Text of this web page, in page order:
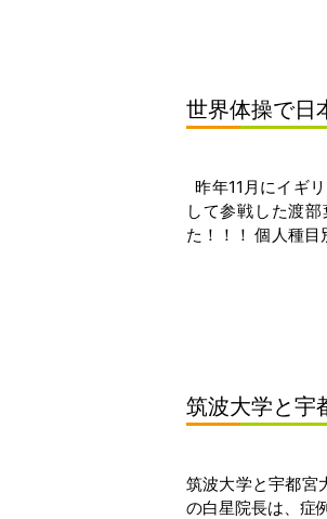
世界体操で日
昨年11月にイギ
して参戦した渡
た！！！ 個人種目
筑波大学と宇
筑波大学と宇都宮
の白星院長は、症